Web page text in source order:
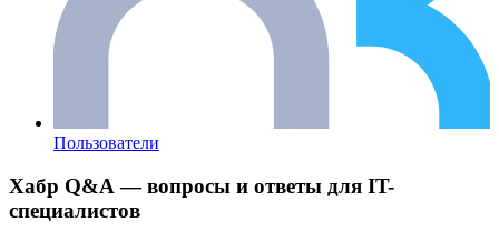
Пользователи
Хабр Q&A — вопросы и ответы для IT-
специалистов